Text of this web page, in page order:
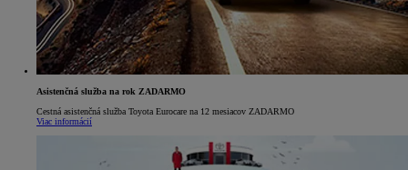
Asistenčná služba na rok ZADARMO
Cestná asistenčná služba Toyota Eurocare na 12 mesiacov ZADARMO
Viac informácií